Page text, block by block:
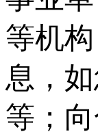
等机
息，
等；